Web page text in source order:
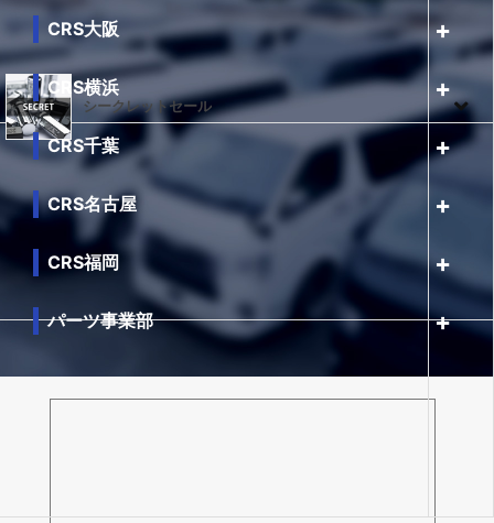
シークレットセール
CRS大阪
CRS横浜
CRS千葉
CRS名古屋
CRS福岡
パーツ事業部